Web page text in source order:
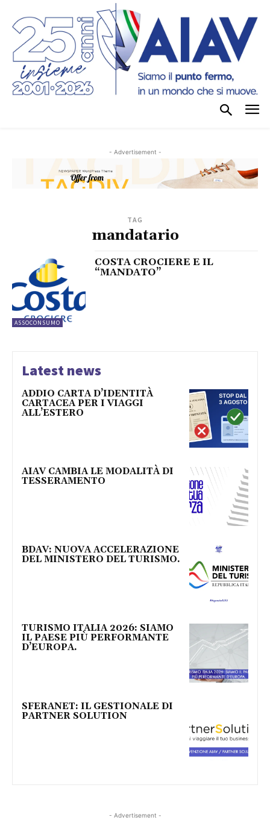
- Advertisement -
TAG
mandatario
ASSOCONSUMO
COSTA CROCIERE E IL
“MANDATO”
Latest news
ADDIO CARTA D’IDENTITÀ
CARTACEA PER I VIAGGI
ALL’ESTERO
AIAV CAMBIA LE MODALITÀ DI
TESSERAMENTO
BDAV: NUOVA ACCELERAZIONE
DEL MINISTERO DEL TURISMO.
TURISMO ITALIA 2026: SIAMO
IL PAESE PIÙ PERFORMANTE
D’EUROPA.
SFERANET: IL GESTIONALE DI
PARTNER SOLUTION
- Advertisement -